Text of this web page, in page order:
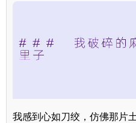
我感到心如刀绞，仿佛那片